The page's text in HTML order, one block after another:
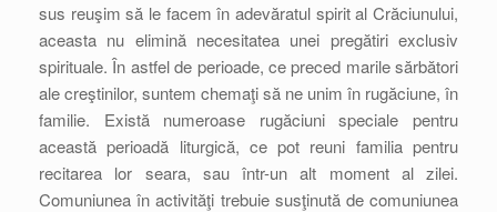
sus reuşim să le facem în adevăratul spirit al Crăciunului,
aceasta nu elimină necesitatea unei pregătiri exclusiv
spirituale. În astfel de perioade, ce preced marile sărbători
ale creştinilor, suntem chemaţi să ne unim în rugăciune, în
familie. Există numeroase rugăciuni speciale pentru
această perioadă liturgică, ce pot reuni familia pentru
recitarea lor seara, sau într-un alt moment al zilei.
Comuniunea în activităţi trebuie susţinută de comuniunea